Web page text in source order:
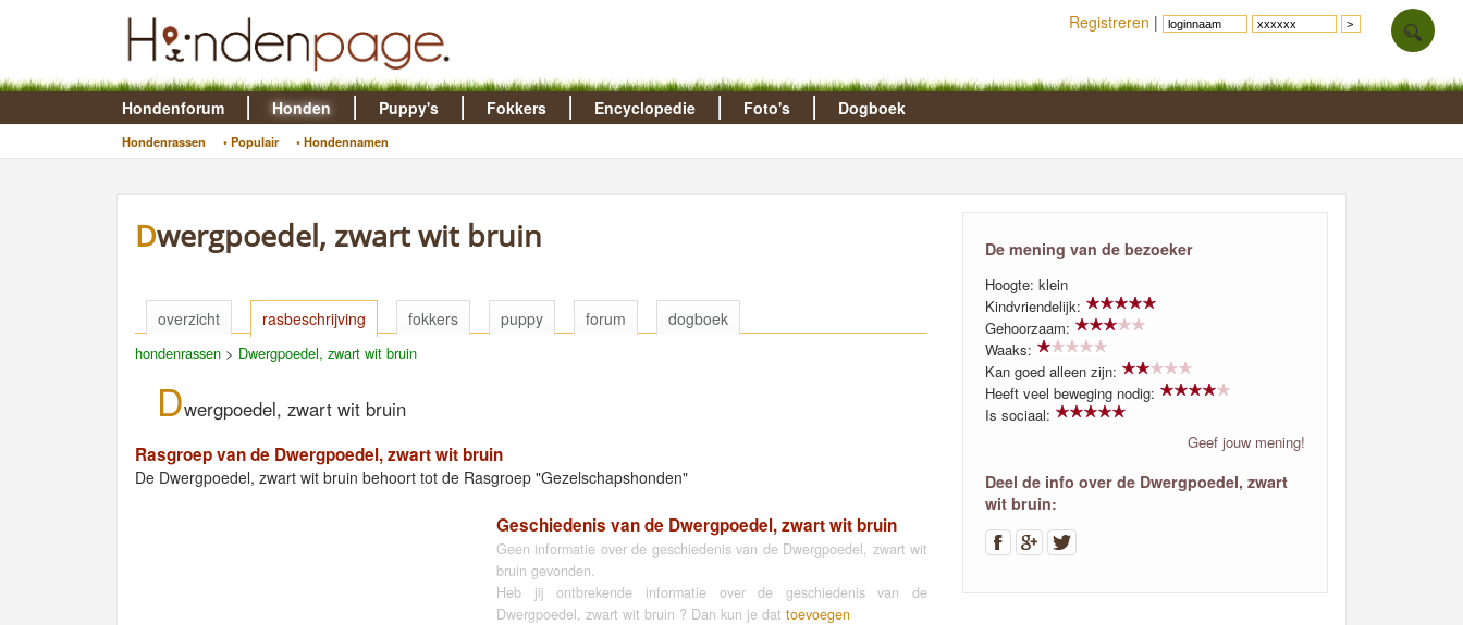
Hondenforum Honden
Hondenrassen • Populair • Hondennamen
Puppy's Fokkers Encyclopedie Foto's Dogboek
Dwergpoedel, zwart wit bruin
overzicht rasbeschrijving fokkers puppy forum dogboek
hondenrassen > Dwergpoedel, zwart wit bruin
Dwergpoedel, zwart wit bruin
Rasgroep van de Dwergpoedel, zwart wit bruin
De Dwergpoedel, zwart wit bruin behoort tot de Rasgroep "Gezelschapshonden"
Geschiedenis van de Dwergpoedel, zwart wit bruin
Geen informatie over de geschiedenis van de Dwergpoedel, zwart wit
bruin gevonden.
Heb jij ontbrekende informatie over de geschiedenis van de
Dwergpoedel, zwart wit bruin ? Dan kun je dat toevoegen
De mening van de bezoeker
Hoogte: klein
Kindvriendelijk:
Gehoorzaam:
Waaks:
Kan goed alleen zijn:
Heeft veel beweging nodig:
Is sociaal:
Geef jouw mening!
Deel de info over de Dwergpoedel, zwart
wit bruin:
Registreren |